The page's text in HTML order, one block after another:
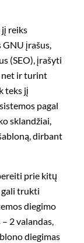
reiks
įrašus,
(SEO), įrašyti
net ir turint
teks jį
pagal
sklandžiai,
dirbant
prie kitų
gali trukti
diegimo
2 valandas,
diegimas